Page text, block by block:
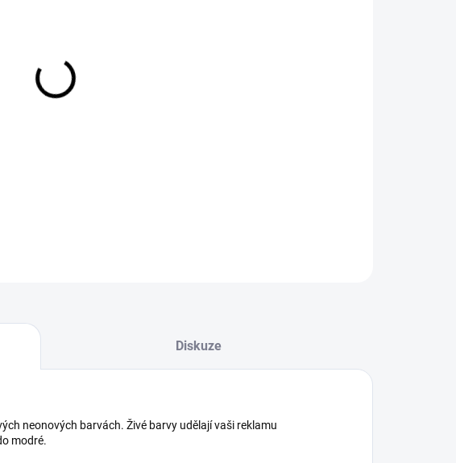
DETAILNÍ INFORMACE
Diskuze
neonových barvách. Živé barvy udělají vaši reklamu
modré.